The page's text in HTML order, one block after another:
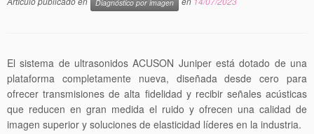
Diagnóstico por imagen
El sistema de ultrasonidos ACUSON Juniper está dotado de una
plataforma completamente nueva, diseñada desde cero para
ofrecer transmisiones de alta fidelidad y recibir señales acústicas
que reducen en gran medida el ruido y ofrecen una calidad de
imagen superior y soluciones de elasticidad líderes en la industria.